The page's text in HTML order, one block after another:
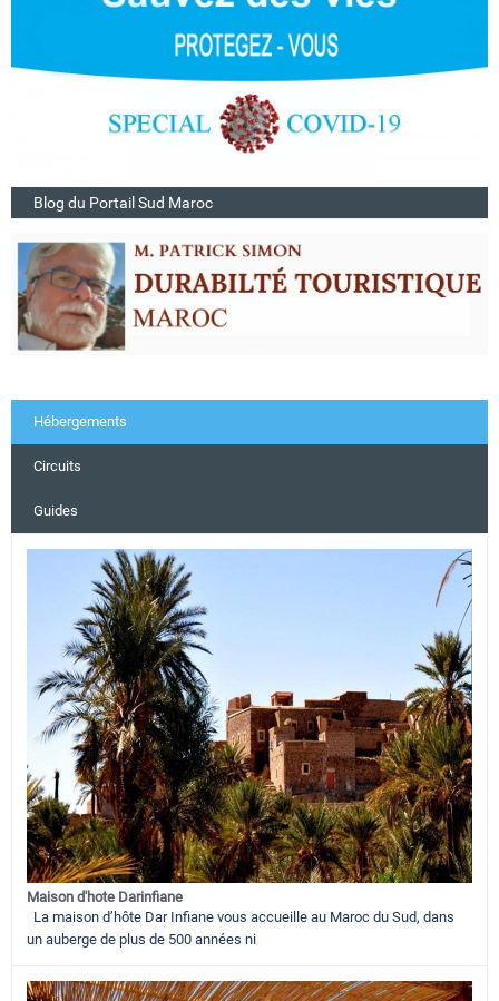
Blog du Portail Sud Maroc
Hébergements
Circuits
Guides
Maison d'hote Darinfiane
La maison d’hôte Dar Infiane vous accueille au Maroc du Sud, dans
un auberge de plus de 500 années ni